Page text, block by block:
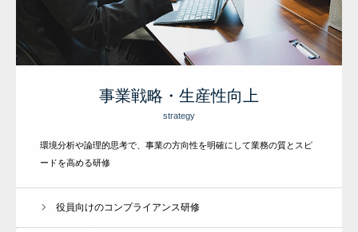
事業戦略・生産性向上
strategy
環境分析や論理的思考で、事業の方向性を明確にして業務の質とスピ
ードを高める研修
役員向けのコンプライアンス研修